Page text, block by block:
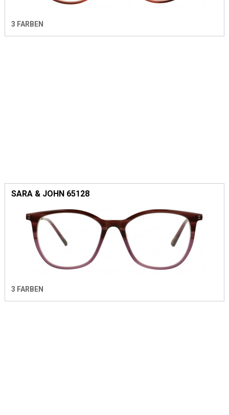
3 FARBEN
SARA & JOHN 65128
3 FARBEN